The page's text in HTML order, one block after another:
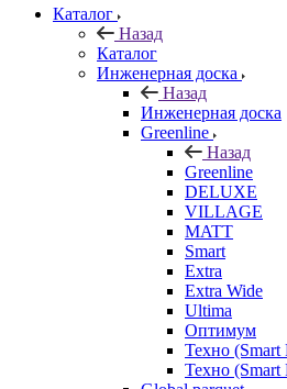
Каталог
Назад
Каталог
Инженерная доска
Назад
Инженерная доска
Greenline
Назад
Greenline
DELUXE
VILLAGE
MATT
Smart
Extra
Extra Wide
Ultima
Оптимум
Техно (Smart
Техно (Smart